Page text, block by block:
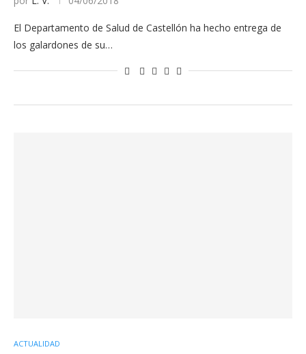
El Departamento de Salud de Castellón ha hecho entrega de
los galardones de su…
ACTUALIDAD